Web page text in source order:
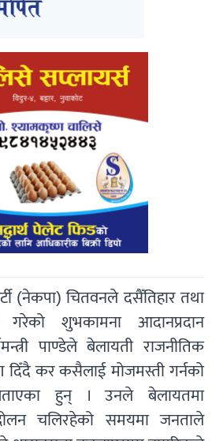
(नेकपा) चितवनले दसैँतिहार तथा
शुभकामना आदानप्रदान
पाण्डेले बेलायती राजनीतिक
दिँदै कर कसैलाई मोजमस्ती गर्नको
हुन् । उनले बेलायतमा
चलिरहेको समयमा जनताले